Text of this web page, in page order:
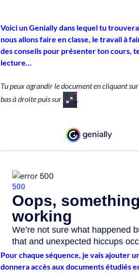
Voici un Genially dans lequel tu
nous allons faire en classe, le travail à
des conseils pour présenter ton cours,
lecture…
Tu peux agrandir le document en cliquant
bas à droite puis sur
Pour chaque séquence, je vais ajouter
donnera accès aux documents étudiés